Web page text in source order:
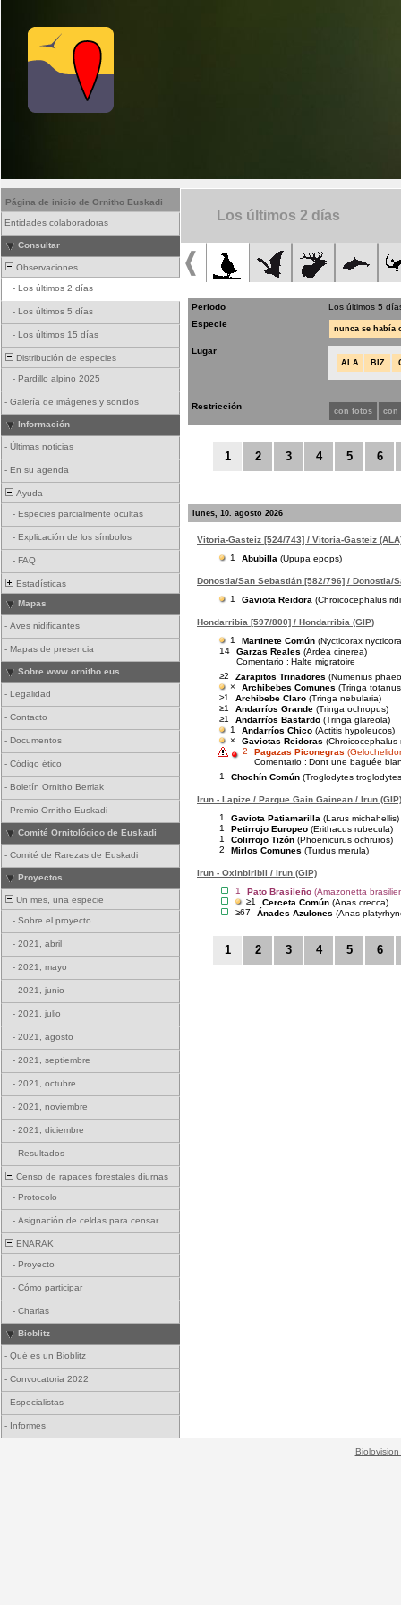
Página de inicio de Ornitho Euskadi
Entidades colaboradoras
Consultar
Observaciones
- Los últimos 2 días
- Los últimos 5 días
- Los últimos 15 días
Distribución de especies
- Pardillo alpino 2025
- Galería de imágenes y sonidos
Información
- Últimas noticias
- En su agenda
Ayuda
- Especies parcialmente ocultas
- Explicación de los símbolos
- FAQ
Estadísticas
Mapas
- Aves nidificantes
- Mapas de presencia
Sobre www.ornitho.eus
- Legalidad
- Contacto
- Documentos
- Código ético
- Boletín Ornitho Berriak
- Premio Ornitho Euskadi
Comité Ornitológico de Euskadi
- Comité de Rarezas de Euskadi
Proyectos
Un mes, una especie
- Sobre el proyecto
- 2021, abril
- 2021, mayo
- 2021, junio
- 2021, julio
- 2021, agosto
- 2021, septiembre
- 2021, octubre
- 2021, noviembre
- 2021, diciembre
- Resultados
Censo de rapaces forestales diurnas
- Protocolo
- Asignación de celdas para censar
ENARAK
- Proyecto
- Cómo participar
- Charlas
Bioblitz
- Qué es un Bioblitz
- Convocatoria 2022
- Especialistas
- Informes
Los últimos 2 días
Periodo
Los últimos 5
Especie
nunca se había
Lugar
ALA BIZ
Restricción con fotos con
1 2 3 4 5 6
lunes, 10. agosto 2026
Vitoria-Gasteiz [524/743] / Vitoria-Gasteiz
1
Abubilla (Upupa epops)
Donostia/San Sebastián [582/796] / Donostia/
1
Gaviota Reidora (Chroicocephalus
Hondarribia [597/800] / Hondarribia (GIP)
1
Martinete Común (Nycticorax
14
Garzas Reales (Ardea cinerea)
Comentario : Halte migratoire
≥2
Zarapitos Trinadores (Numenius
×
Archibebes Comunes (Tringa
≥1
Archibebe Claro (Tringa nebularia)
≥1
Andarríos Grande (Tringa ochropus)
≥1
Andarríos Bastardo (Tringa glareola)
1
Andarríos Chico (Actitis hypoleucos)
×
Gaviotas Reidoras (Chroicocephalus
2
Pagazas Piconegras
Comentario : Dont une baguée
1
Chochín Común (Troglodytes
Irun - Lapize / Parque Gain Gainean / Irun (GIP)
1
Gaviota Patiamarilla (Larus michahellis)
1
Petirrojo Europeo (Erithacus rubecula)
1
Colirrojo Tizón (Phoenicurus ochruros)
2
Mirlos Comunes (Turdus merula)
Irun - Oxinbiribil / Irun (GIP)
1
Pato Brasileño (Amazonetta
≥1
Cerceta Común (Anas crecca)
≥67
Ánades Azulones (Anas
1 2 3 4 5 6
Biolovision